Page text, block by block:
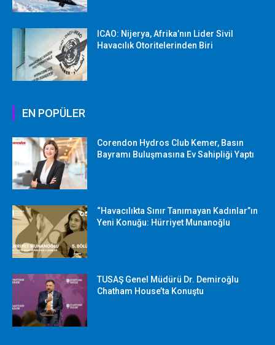
ICAO: Nijerya, Afrika’nın Lider Sivil
Havacılık Otoritelerinden Biri
EN POPÜLER
Corendon Hydros Club Kemer, Basın
Bayramı Buluşmasına Ev Sahipliği Yaptı
“Havacılıkta Sınır Tanımayan Kadınlar”ın
Yeni Konuğu: Hürriyet Munanoğlu
TUSAŞ Genel Müdürü Dr. Demiroğlu
Chatham House’ta Konuştu